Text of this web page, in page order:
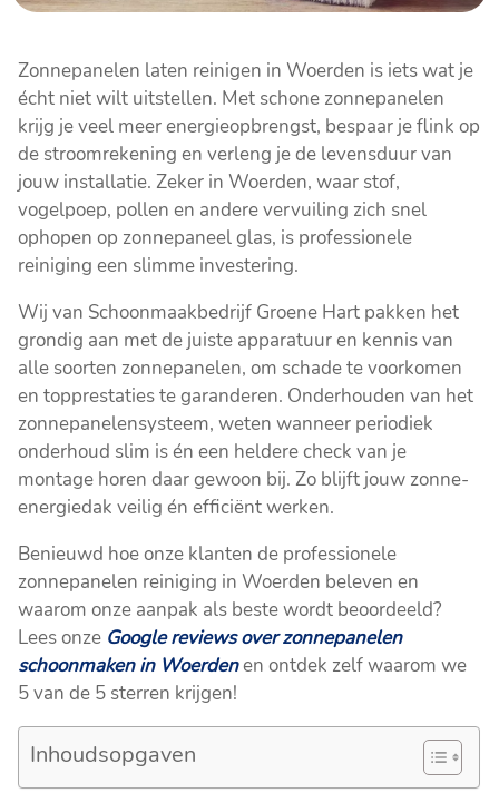
Zonnepanelen laten reinigen in Woerden is iets wat je
écht niet wilt uitstellen. Met schone zonnepanelen
krijg je veel meer energieopbrengst, bespaar je flink op
de stroomrekening en verleng je de levensduur van
jouw installatie. Zeker in Woerden, waar stof,
vogelpoep, pollen en andere vervuiling zich snel
ophopen op zonnepaneel glas, is professionele
reiniging een slimme investering.
Wij van Schoonmaakbedrijf Groene Hart pakken het
grondig aan met de juiste apparatuur en kennis van
alle soorten zonnepanelen, om schade te voorkomen
en topprestaties te garanderen. Onderhouden van het
zonnepanelensysteem, weten wanneer periodiek
onderhoud slim is én een heldere check van je
montage horen daar gewoon bij. Zo blijft jouw zonne-
energiedak veilig én efficiënt werken.
Benieuwd hoe onze klanten de professionele
zonnepanelen reiniging in Woerden beleven en
waarom onze aanpak als beste wordt beoordeeld?
Lees onze Google reviews over zonnepanelen
schoonmaken in Woerdenen ontdek zelf waarom we
5 van de 5 sterren krijgen!
Inhoudsopgaven